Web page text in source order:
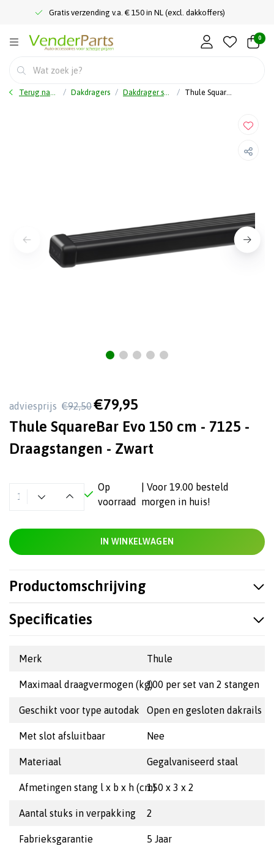
Gratis verzending v.a. € 150 in NL (excl. dakkoffers)
0
Terug naar home Dakdragers Dakdrager stang Thule SquareBar Evo 150 cm - 7125 - Draagstangen - Zwart
adviesprijs €92,50 €79,95
Thule SquareBar Evo 150 cm - 7125 -
Draagstangen - Zwart
Op
voorraad
| Voor 19.00 besteld
morgen in huis!
IN WINKELWAGEN
Productomschrijving
Specificaties
Merk Thule
Maximaal draagvermogen (kg)100 per set van 2 stangen
Geschikt voor type autodak Open en gesloten dakrails
Met slot afsluitbaar Nee
Materiaal Gegalvaniseerd staal
Afmetingen stang l x b x h (cm)150 x 3 x 2
Aantal stuks in verpakking 2
Fabrieksgarantie 5 Jaar